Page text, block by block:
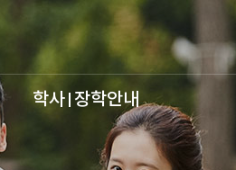
학사 장학안내